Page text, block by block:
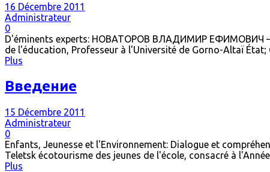
16 Décembre 2011
Administrateur
0
D'éminents experts: НОВАТОРОВ ВЛАДИМИР ЕФИМОВИЧ –
de l'éducation, Professeur à l'Université de Gorno-Altaï
Plus
Введение
15 Décembre 2011
Administrateur
0
Enfants, Jeunesse et l'Environnement: Dialogue et
Teletsk écotourisme des jeunes de l'école, consacré à
Plus